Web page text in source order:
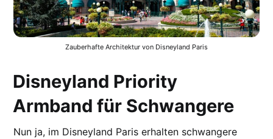
Zauberhafte Architektur von Disneyland Paris
Disneyland Priority
Armband für Schwangere
Nun ja, im Disneyland Paris erhalten schwangere